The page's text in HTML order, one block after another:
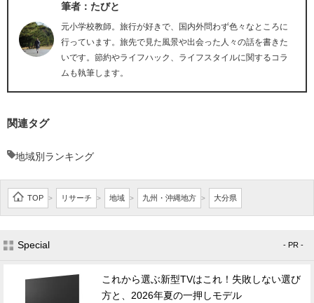
筆者：たびと
元小学校教師。旅行が好きで、国内外問わず色々なところに
行っています。旅先で見た風景や出会った人々の話を書きた
いです。節約やライフハック、ライフスタイルに関するコラ
ムも執筆します。
関連タグ
地域別ランキング
TOP > リサーチ > 地域 > 九州・沖縄地方 > 大分県
Special - PR -
これから選ぶ新型TVはこれ！失敗しない選び
方と、2026年夏の一押しモデル